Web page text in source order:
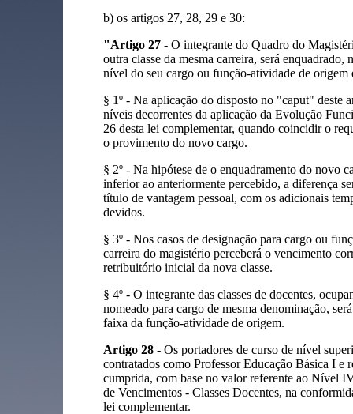
b) os artigos 27, 28, 29 e 30:
"Artigo 27- O integrante do Quadro do
outra classe da mesma carreira, será enquadrado,
nível do seu cargo ou função-atividade de
§ 1º - Na aplicação do disposto no "caput" deste
níveis decorrentes da aplicação da Evolução
26 desta lei complementar, quando coincidir o
o provimento do novo cargo.
§ 2º - Na hipótese de o enquadramento do novo
inferior ao anteriormente percebido, a diferença
título de vantagem pessoal, com os adicionais
devidos.
§ 3º - Nos casos de designação para cargo ou
carreira do magistério perceberá o vencimento
retribuitório inicial da nova classe.
§ 4º - O integrante das classes de docentes,
nomeado para cargo de mesma denominação,
faixa da função-atividade de origem.
Artigo 28- Os portadores de curso de nível
contratados como Professor Educação Básica I e
cumprida, com base no valor referente ao Nível
de Vencimentos - Classes Docentes, na
lei complementar.